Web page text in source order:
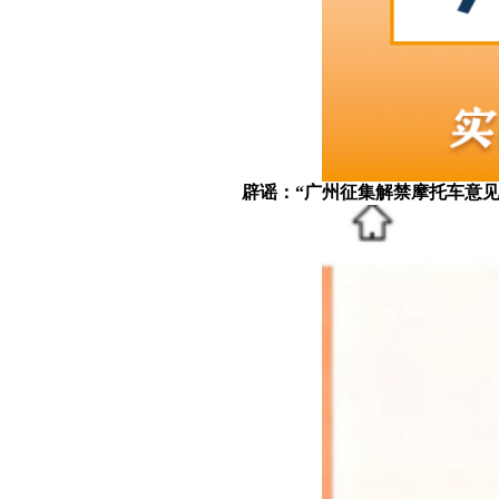
辟谣：“广州征集解禁摩托车意